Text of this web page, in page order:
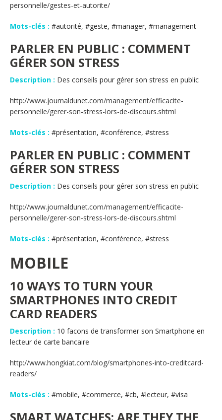
personnelle/gestes-et-autorite/
Mots-clés : #autorité, #geste, #manager, #management
PARLER EN PUBLIC : COMMENT
GÉRER SON STRESS
Description : Des conseils pour gérer son stress en public
http://www.journaldunet.com/management/efficacite-
personnelle/gerer-son-stress-lors-de-discours.shtml
Mots-clés : #présentation, #conférence, #stress
PARLER EN PUBLIC : COMMENT
GÉRER SON STRESS
Description : Des conseils pour gérer son stress en public
http://www.journaldunet.com/management/efficacite-
personnelle/gerer-son-stress-lors-de-discours.shtml
Mots-clés : #présentation, #conférence, #stress
MOBILE
10 WAYS TO TURN YOUR
SMARTPHONES INTO CREDIT
CARD READERS
Description : 10 facons de transformer son Smartphone en
lecteur de carte bancaire
http://www.hongkiat.com/blog/smartphones-into-creditcard-
readers/
Mots-clés : #mobile, #commerce, #cb, #lecteur, #visa